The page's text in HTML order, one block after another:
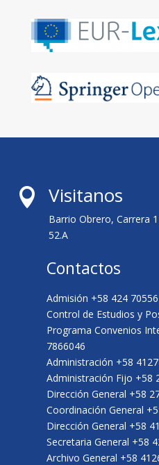
 Visitanos
Barrio Obrero, Carrera
52.A
Contactos
Admisión +58 424
Control de Estudios y
Programa Convenios
7866046
Administración +58
Administración Fijo +58
Dirección General +58
Coordinación General
Dirección General +58
Secretaria General +58
Archivo General +58